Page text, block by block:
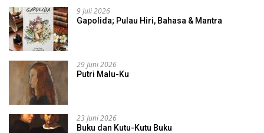
9 Juli 2026
Gapolida; Pulau Hiri, Bahasa & Mantra
29 Juni 2026
Putri Malu-Ku
23 Juni 2026
Buku dan Kutu-Kutu Buku